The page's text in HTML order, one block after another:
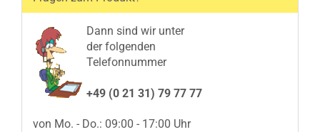
Dann sind wir unter
der folgenden
Telefonnummer
+49 (0 21 31) 79 77 77
von Mo. - Do.: 09:00 - 17:00 Uhr